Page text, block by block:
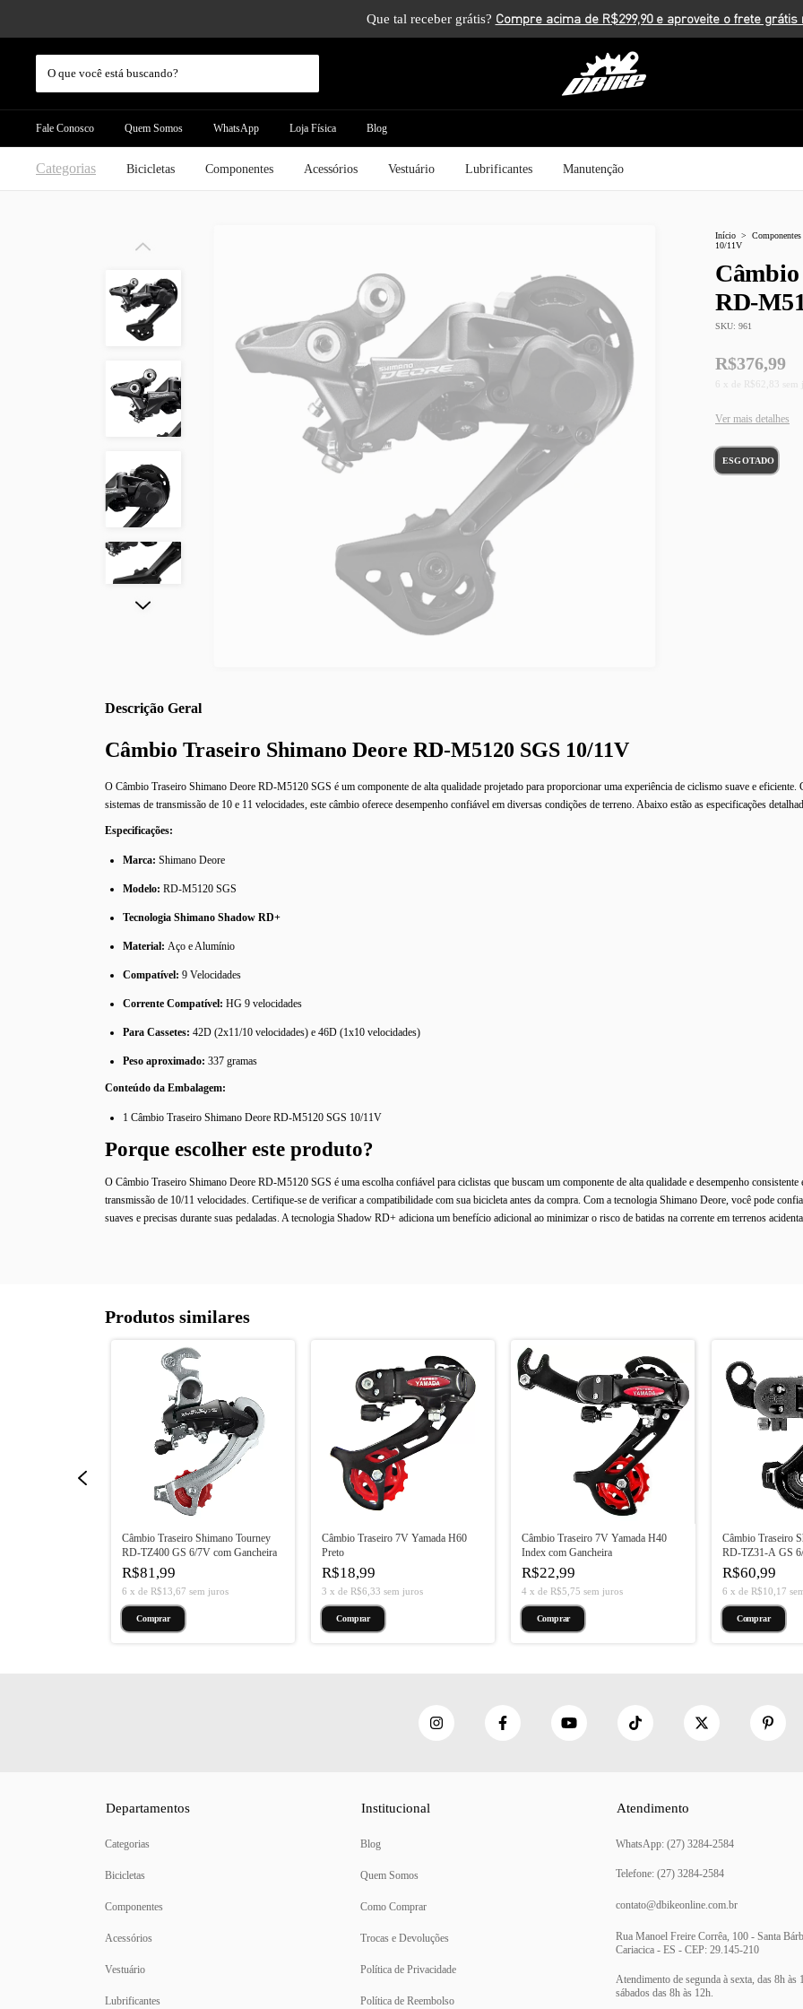
Que tal receber grátis?
Fale Conosco Quem Somos WhatsApp Loja Física Blog
Categorias Bicicletas Componentes Acessórios Vestuário Lubrificantes Manutenção
Início > Componentes
10/11V
RD-
SKU: 961
R$376,99
6 x R$62,83 sem
Ver mais detalhes
Descrição
Câmbio Traseiro Shimano Deore RD-M5120 SGS 10/11V
O Câmbio Traseiro Shimano Deore RD-M5120 SGS é um componente de alta qualidade projetado para proporcionar uma experiência de ciclismo suave e eficiente.
sistemas de transmissão de 10 e 11 velocidades, este câmbio oferece desempenho confiável em diversas condições de terreno. Abaixo estão as especificações
Especificações:
Marca: Shimano Deore
Modelo: RD-M5120 SGS
Tecnologia Shimano Shadow RD+
Material: Aço e Alumínio
Compatível: 9 Velocidades
Corrente Compatível: HG 9 velocidades
Para Cassetes: 42D (2x11/10 velocidades) e 46D (1x10 velocidades)
Peso aproximado: 337 gramas
Conteúdo da Embalagem:
1 Câmbio Traseiro Shimano Deore RD-M5120 SGS 10/11V
Porque escolher este produto?
O Câmbio Traseiro Shimano Deore RD-M5120 SGS é uma escolha confiável para ciclistas que buscam um componente de alta qualidade e desempenho consistente
transmissão de 10/11 velocidades. Certifique-se de verificar a compatibilidade com sua bicicleta antes da compra. Com a tecnologia Shimano Deore, você pode
suaves e precisas durante suas pedaladas. A tecnologia Shadow RD+ adiciona um benefício adicional ao minimizar o risco de batidas na corrente em terrenos
Produtos similares
Câmbio Traseiro Shimano Tourney
RD-TZ400 GS 6/7V com Gancheira
R$81,99
6 x de R$13,67 sem juros
Câmbio Traseiro 7V Yamada H60
Preto
R$18,99
3 xde R$6,33 sem juros
Câmbio Traseiro 7V Yamada H40
Index com Gancheira
R$22,99
4 xde R$5,75 sem juros
Câmbio Traseiro
RD-TZ31-A GS
R$60,99
6 x de R$10,17
Departamentos
Categorias
Bicicletas
Componentes
Acessórios
Vestuário
Lubrificantes
Institucional
Blog
Quem Somos
Como Comprar
Trocas e Devoluções
Política de Privacidade
Política de Reembolso
Atendimento
(27) 3284-2584
contato@dbikeonline.com.br
Rua Manoel Freire Corrêa, 100 - Santa
Cariacica - ES - CEP: 29.145-210